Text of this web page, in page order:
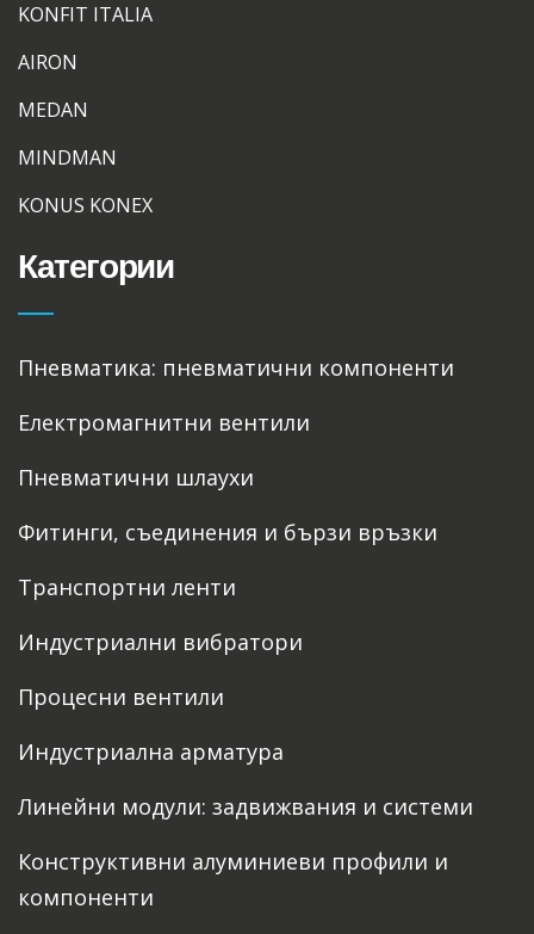
KONFIT ITALIA
AIRON
MEDAN
MINDMAN
KONUS KONEX
Категории
Пневматика: пневматични компоненти
Електромагнитни вентили
Пневматични шлаухи
Фитинги, съединения и бързи връзки
Транспортни ленти
Индустриални вибратори
Процесни вентили
Индустриална арматура
Линейни модули: задвижвания и системи
Конструктивни алуминиеви профили и
компоненти